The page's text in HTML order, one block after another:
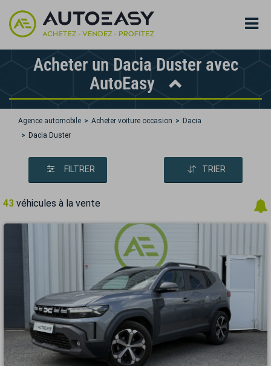
Acheter un Dacia Duster avec
AutoEasy
Agence automobile Acheter voiture occasion
Dacia
Dacia Duster
FILTRER TRIER
43 véhicules à la vente